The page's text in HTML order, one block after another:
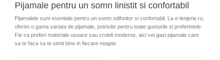
Pijamale pentru un somn linistit si confortabil
Pijamalele sunt esentiale pentru un somn odihnitor si confortabil. La e-lenjerie.ro,
oferim o gama variata de pijamale, potrivite pentru toate gusturile si preferintele.
Fie ca preferi materiale usoare sau croieli moderne, aici vei gasi pijamale care
sa te faca sa te simti bine in fiecare noapte.